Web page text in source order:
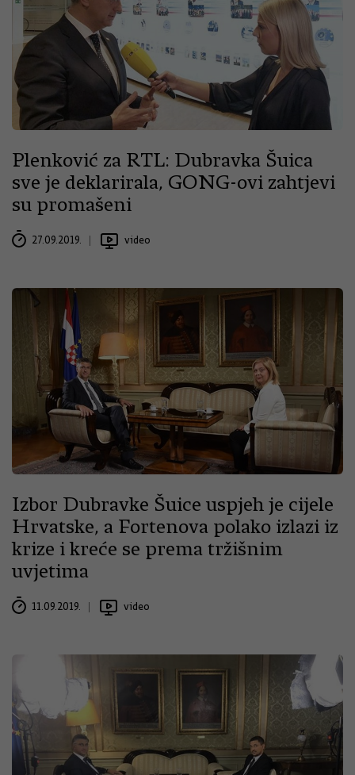
Plenković za RTL: Dubravka Šuica
sve je deklarirala, GONG-ovi zahtjevi
su promašeni
27.09.2019. video
Izbor Dubravke Šuice uspjeh je cijele
Hrvatske, a Fortenova polako izlazi iz
krize i kreće se prema tržišnim
uvjetima
11.09.2019. video